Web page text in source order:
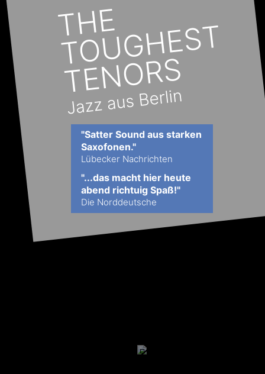
"Satter Sound aus starken
Saxofonen."
Lübecker Nachrichten
"...das macht hier heute
abend richtuig Spaß!"
Die Norddeutsche